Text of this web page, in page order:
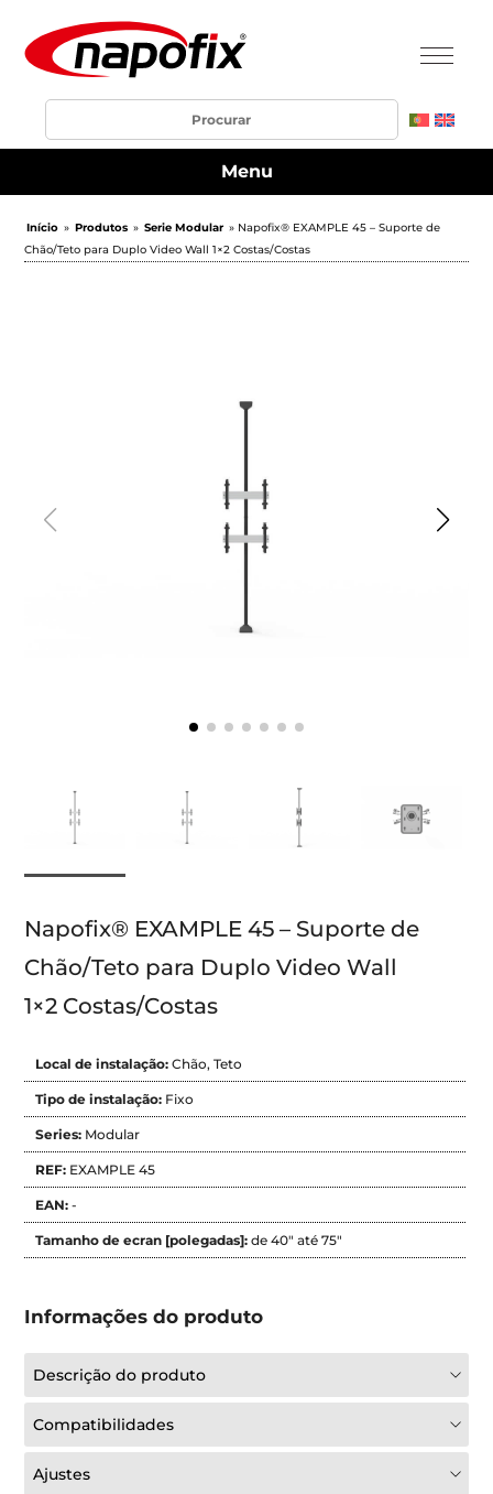
Menu
Início » Produtos » Serie Modular » Napofix® EXAMPLE 45 – Suporte de
Chão/Teto para Duplo Video Wall 1×2 Costas/Costas
Napofix® EXAMPLE 45 – Suporte de
Chão/Teto para Duplo Video Wall
1×2 Costas/Costas
Local de instalação:Chão,Teto
Tipo de instalação: Fixo
Series: Modular
REF: EXAMPLE 45
EAN:-
Tamanho de ecran [polegadas]:de 40" até 75"
Informações do produto
Descrição do produto
Compatibilidades
Ajustes